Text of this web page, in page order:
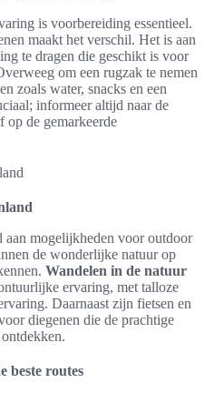
is voorbereiding essentieel.
maakt het verschil. Het is aan
te dragen die geschikt is voor
om een rugzak te nemen
zoals water, snacks en een
informeer altijd naar de
op de gemarkeerde
aan mogelijkheden voor outdoor
de wonderlijke natuur op
Wandelen in de natuur
ervaring, met talloze
Daarnaast zijn fietsen en
diegenen die de prachtige
beste routes